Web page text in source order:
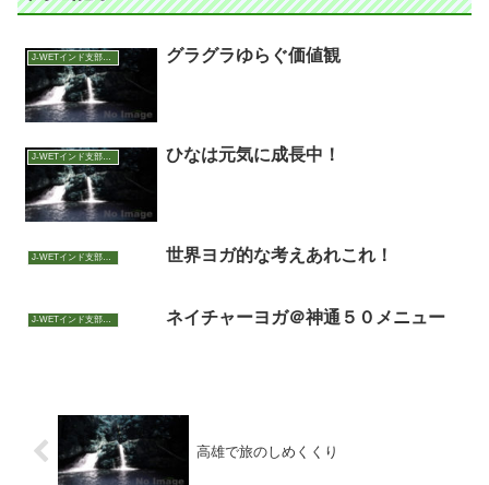
J-WETインド支部～ヨガのこころ～ グラグラゆらぐ価値観
J-WETインド支部～ヨガのこころ～ ひなは元気に成長中！
J-WETインド支部～ヨガのこころ～ 世界ヨガ的な考えあれこれ！
J-WETインド支部～ヨガのこころ～ ネイチャーヨガ＠神通５０メニュー
高雄で旅のしめくくり